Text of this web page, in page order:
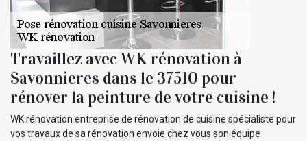
Travaillez avec WK rénovation à
Savonnieres dans le 37510 pour
rénover la peinture de votre cuisine !
WK rénovation entreprise de rénovation de cuisine spécialiste pour
vos travaux de sa rénovation envoie chez vous son équipe